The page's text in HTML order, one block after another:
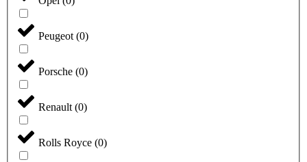
Peugeot (0)
Porsche (0)
Renault (0)
Rolls Royce (0)